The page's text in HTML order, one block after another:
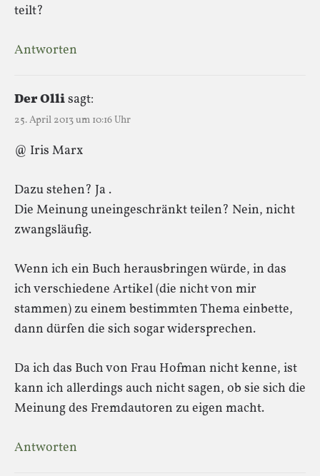
teilt?
Antworten
Der Ollisagt:
25. April 2013 um 10:16 Uhr
@ Iris Marx
Dazu stehen? Ja .
Die Meinung uneingeschränkt teilen? Nein, nicht
zwangsläufig.
Wenn ich ein Buch herausbringen würde, in das
ich verschiedene Artikel (die nicht von mir
stammen) zu einem bestimmten Thema einbette,
dann dürfen die sich sogar widersprechen.
Da ich das Buch von Frau Hofman nicht kenne, ist
kann ich allerdings auch nicht sagen, ob sie sich die
Meinung des Fremdautoren zu eigen macht.
Antworten